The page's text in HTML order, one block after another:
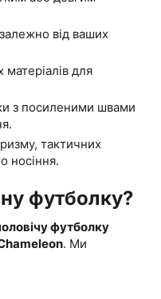
від ваших
матеріалів для
з посиленими швами
тактичних
носіння.
футболку?
футболку
. Ми